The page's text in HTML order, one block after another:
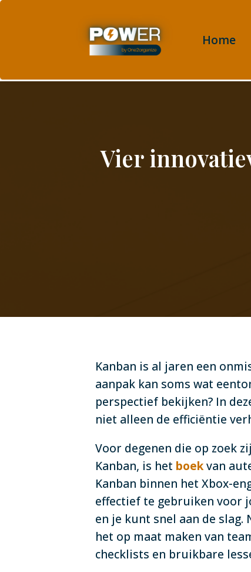
Home
Vier
Kanban is al jaren een
aanpak kan soms wat
perspectief bekijken? In
niet alleen de efficiëntie
Voor degenen die op zoek
Kanban, is het boekvan
Kanban binnen het Xbox-
effectief te gebruiken voor
en je kunt snel aan de
het op maat maken van
checklists en bruikbare